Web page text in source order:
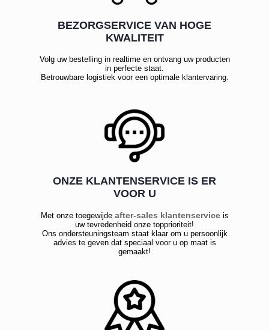
BEZORGSERVICE VAN HOGE
KWALITEIT
Volg uw bestelling in realtime en ontvang uw producten
in perfecte staat.
Betrouwbare logistiek voor een optimale klantervaring.
ONZE KLANTENSERVICE IS ER
VOOR U
Met onze toegewijde after-sales klantenserviceis
uw tevredenheid onze topprioriteit!
Ons ondersteuningsteam staat klaar om u persoonlijk
advies te geven dat speciaal voor u op maat is
gemaakt!